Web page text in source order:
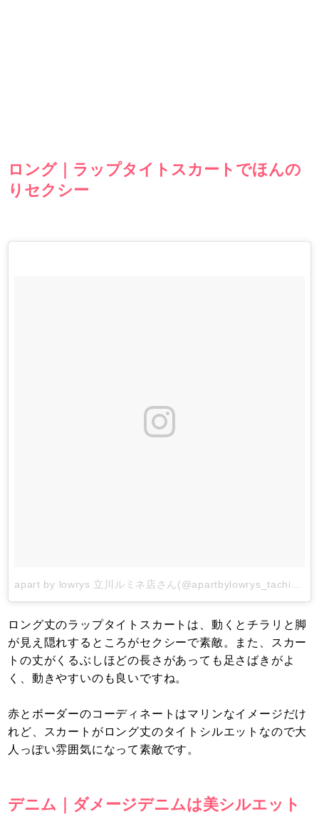
ロング｜ラップタイトスカートでほんの
りセクシー
ロング丈のラップタイトスカートは、動くとチラリと脚
が見え隠れするところがセクシーで素敵。また、スカー
トの丈がくるぶしほどの長さがあっても足さばきがよ
く、動きやすいのも良いですね。
赤とボーダーのコーディネートはマリンなイメージだけ
れど、スカートがロング丈のタイトシルエットなので大
人っぽい雰囲気になって素敵です。
デニム｜ダメージデニムは美シルエット